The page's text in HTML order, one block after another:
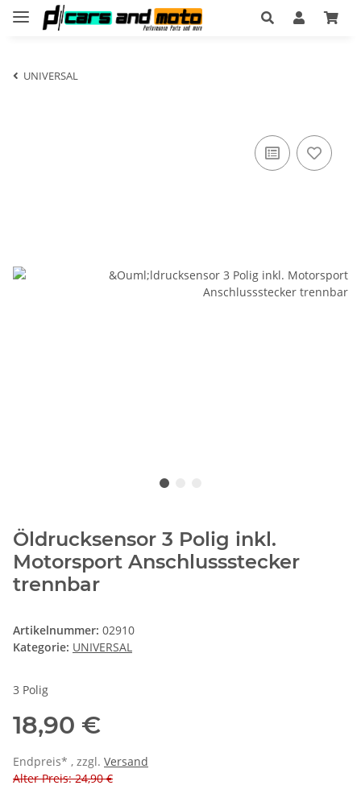
UNIVERSAL
Öldrucksensor 3 Polig inkl.
Motorsport Anschlussstecker
trennbar
Artikelnummer: 02910
Kategorie: UNIVERSAL
3 Polig
18,90 €
Endpreis* , zzgl. Versand
Alter Preis: 24,90 €